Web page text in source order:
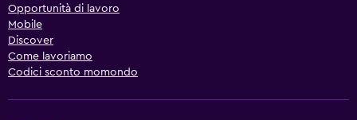
Opportunità di lavoro
Mobile
Discover
Come lavoriamo
Codici sconto momondo